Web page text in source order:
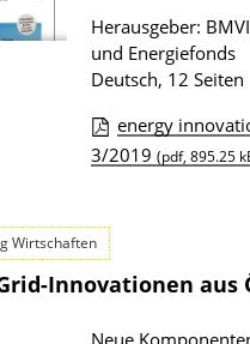
u
r
P
u
b
i
k
a
Herausgeber:
und Energiefonds
Deutsch, 12 Seiten
D
w
n
l
energy
3/2019 (pdf, 895.25
Wirtschaften
Innovationen aus
Neue